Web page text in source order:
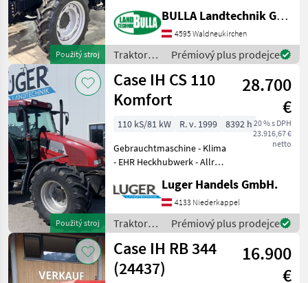
Použitý stroj
Fronthubwerk mit
Unterzug + 2 Leitungen
nach vorne + 5x DW
Zusatzsteuergeräte (3x
hinten und
BULLA Landtechnik GmbH
4595 Waldneukirchen
Traktory /
Case IH
Prémiový plus prodejce
Použitý stroj
Case IH CS 110
Komfort
28.700
€
20 % s DPH
23.916,67 €
netto
110 kS/81 kW R. v. 1999
8392 h
Gebrauchtmaschine - Klima
- EHR Heckhubwerk - Allrad
Druckluftbremse Pohon:
Pohon všetkých kolies,
Zapájanie počas
zaťažovania , Stanovište ruš
Luger Handels GmbH.
4133 Niederkappel
Traktory /
Case IH
Prémiový plus prodejce
Case IH RB 344
(24437)
16.900
€